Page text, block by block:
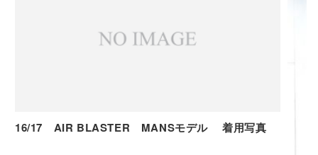
16/17 AIR BLASTER MANSモデル 着用写真